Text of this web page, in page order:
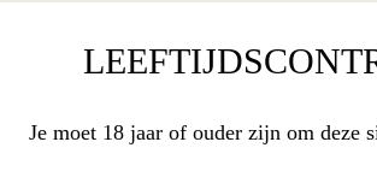
Je moet 18 jaar of ouder zijn om deze